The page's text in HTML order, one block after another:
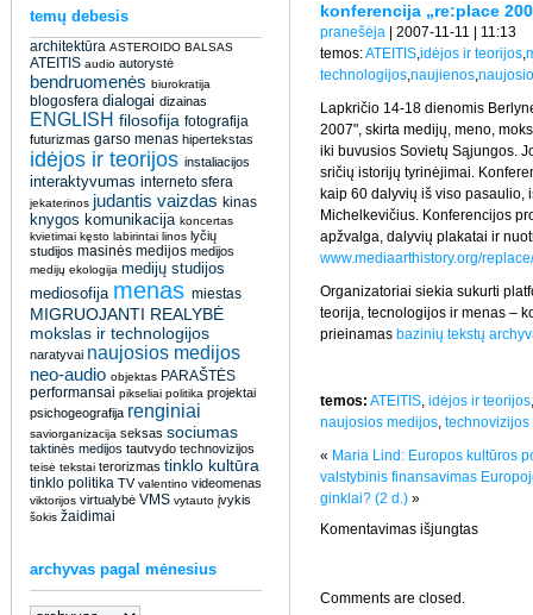
temų debesis
architektūra ASTEROIDO BALSAS
ATEITIS audio autorystė
bendruomenės biurokratija
blogosfera dialogai dizainas
ENGLISH filosofija fotografija
futurizmas garso menas hipertekstas
idėjos ir teorijos instaliacijos
interaktyvumas interneto sfera
jekaterinos judantis vaizdas kinas
knygos komunikacija koncertas
kvietimai kęsto labirintai linos lyčių
studijos masinės medijos medijos
medijų ekologija medijų studijos
mediosofija menas miestas
MIGRUOJANTI REALYBĖ
mokslas ir technologijos
naratyvai naujosios medijos
neo-audio objektas PARAŠTĖS
performansai pikseliai politika projektai
psichogeografija renginiai
saviorganizacija seksas sociumas
taktinės medijos tautvydo technovizijos
teisė tekstai terorizmas tinklo kultūra
tinklo politika TV valentino videomenas
viktorijos virtualybė VMS vytauto įvykis
šokis žaidimai
archyvas pagal mėnesius
konferencija „re:place
pranešėja | 2007-11-11 | 11:13
temos:ATEITIS,idėjos ir teorijos,
technologijos,naujienos,
Lapkričio 14-18 dienomis
2007", skirta medijų, meno,
iki buvusios Sovietų Sąjungos.
sričių istorijų tyrinėjimai.
kaip 60 dalyvių iš viso pasaulio,
Michelkevičius. Konferencijos
apžvalga, dalyvių plakatai ir
www.mediaarthistory.org/
Organizatoriai siekia sukurti
teorija, tecnologijos ir menas –
prieinamas bazinių tekstų
temos: ATEITIS, idėjos ir teorijos
naujosios medijos, technovizijos
« Maria Lind: Europos kultūros
valstybinis finansavimas
ginklai? (2 d.) »
Komentavimas išjungtasįraše
Comments are closed.